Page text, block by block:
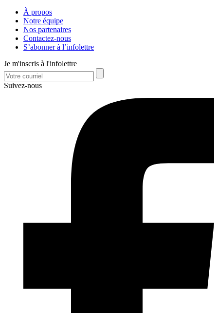
À propos
Notre équipe
Nos partenaires
Contactez-nous
S’abonner à l’infolettre
Je m'inscris à l'infolettre
Suivez-nous